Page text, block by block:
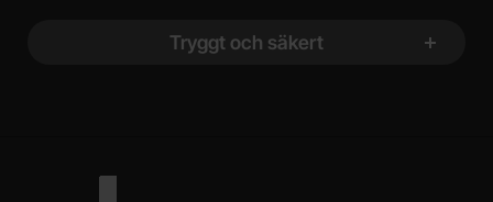
Tryggt och säkert